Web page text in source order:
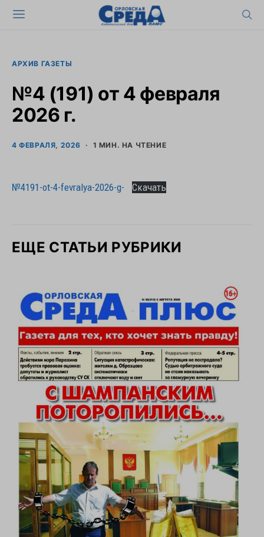
АРХИВ ГАЗЕТЫ
№4 (191) от 4 февраля
2026 г.
4 ФЕВРАЛЯ, 2026 1 МИН. НА ЧТЕНИЕ
№4191-ot-4-fevralya-2026-g- Скачать
ЕЩЕ СТАТЬИ РУБРИКИ